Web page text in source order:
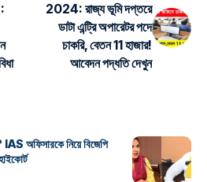
2024: রাজ্য ভূমি দপ্তরে
ডাটা এন্ট্রি অপারেটর পদে
চাকরি, বেতন 11 হাজার!
আবেদন পদ্ধতি দেখুন
IAS অফিসারকে নিয়ে বিজেপি